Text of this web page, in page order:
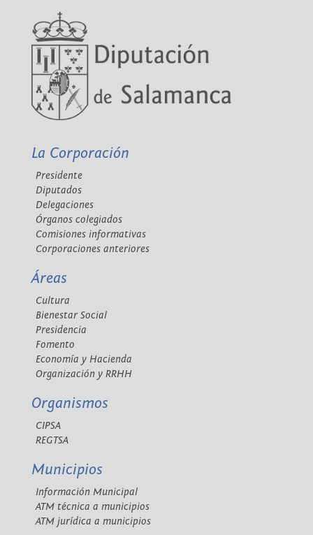
La Corporación
Presidente
Diputados
Delegaciones
Órganos colegiados
Comisiones informativas
Corporaciones anteriores
Áreas
Cultura
Bienestar Social
Presidencia
Fomento
Economía y Hacienda
Organización y RRHH
Organismos
CIPSA
REGTSA
Municipios
Información Municipal
ATM técnica a municipios
ATM jurídica a municipios